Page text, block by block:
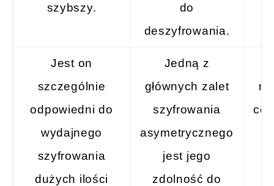
szybszy.
do
deszyfrowania.
Jest on
szczególnie
odpowiedni do
wydajnego
szyfrowania
dużych ilości
Jedną z
głównych zalet
szyfrowania
asymetrycznego
jest jego
zdolność do